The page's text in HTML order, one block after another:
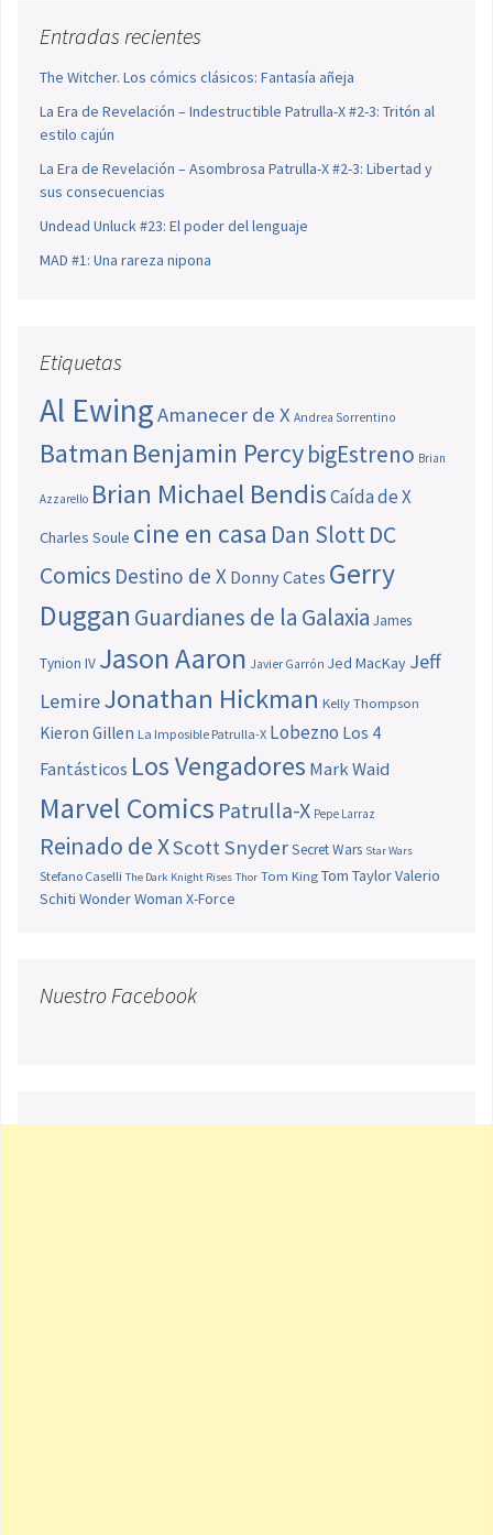
Entradas recientes
The Witcher. Los cómics clásicos: Fantasía añeja
La Era de Revelación – Indestructible Patrulla-X #2-3: Tritón al
estilo cajún
La Era de Revelación – Asombrosa Patrulla-X #2-3: Libertad y
sus consecuencias
Undead Unluck #23: El poder del lenguaje
MAD #1: Una rareza nipona
Etiquetas
Al EwingAmanecer de X Andrea Sorrentino
Batman Benjamin PercybigEstreno Brian
Azzarello Brian Michael BendisCaída de X
Charles Soule cine en casa Dan SlottDC
Comics Destino de X Donny Cates Gerry
Duggan Guardianes de la Galaxia James
Tynion IV Jason Aaron Javier Garrón Jed MacKay Jeff
LemireJonathan Hickman Kelly Thompson
Kieron Gillen La Imposible Patrulla-X Lobezno Los 4
Fantásticos Los Vengadores Mark Waid
Marvel Comics Patrulla-X Pepe Larraz
Reinado de XScott SnyderSecret Wars Star Wars
Stefano Caselli The Dark Knight Rises Thor Tom King Tom TaylorValerio
Schiti Wonder Woman X-Force
Nuestro Facebook